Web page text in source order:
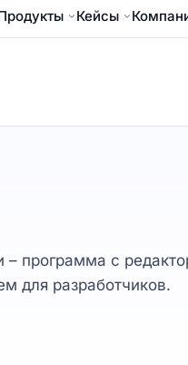
Кейсы
– программа с
для разработчиков.